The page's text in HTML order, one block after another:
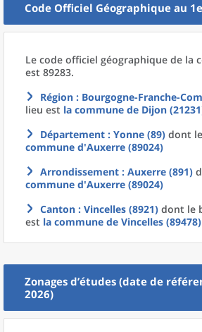
Code Officiel Géographique au
Le code officiel géographique de la
est 89283.
Région : Bourgogne-Franche-
lieu est la commune de Dijon
Département : Yonne (89) dont
commune d'Auxerre (89024)
Arrondissement : Auxerre (891)
commune d'Auxerre (89024)
Canton : Vincelles (8921) dont le
est la commune de Vincelles (89478)
Zonages d’études (date de
2026)